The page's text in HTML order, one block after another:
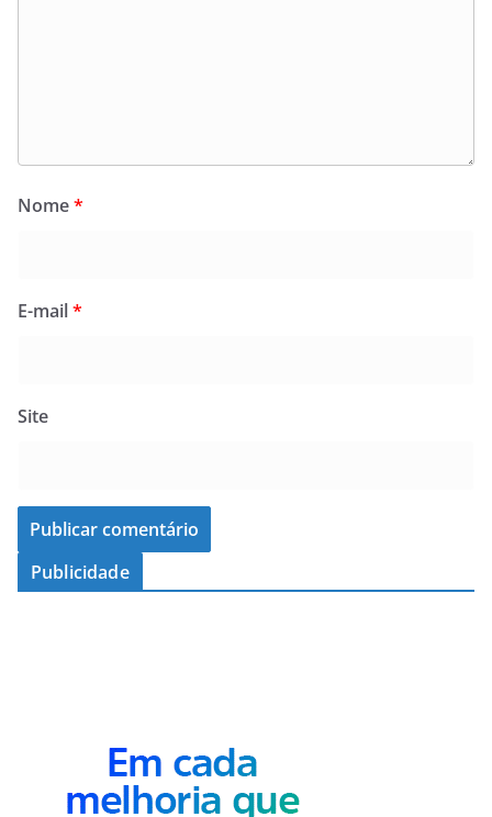
Nome*
E-mail*
Site
Publicidade